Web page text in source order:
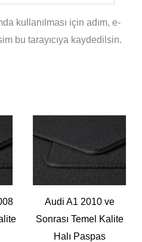
kullanılması için adım, e-
bu tarayıcıya kaydedilsin.
Audi A1 2010 ve
Sonrası Temel Kalite
Halı Paspas